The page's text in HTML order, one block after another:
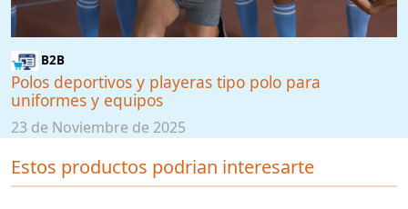
B2B
Polos deportivos y playeras tipo polo para
uniformes y equipos
23 de Noviembre de 2025
Estos productos podrian interesarte